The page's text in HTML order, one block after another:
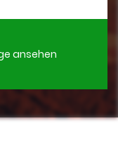
ansehen